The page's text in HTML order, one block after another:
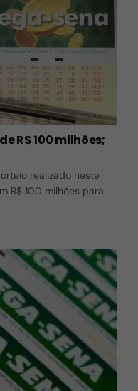
R$ 100 milhões;
realizado neste
R$ 100 milhões para